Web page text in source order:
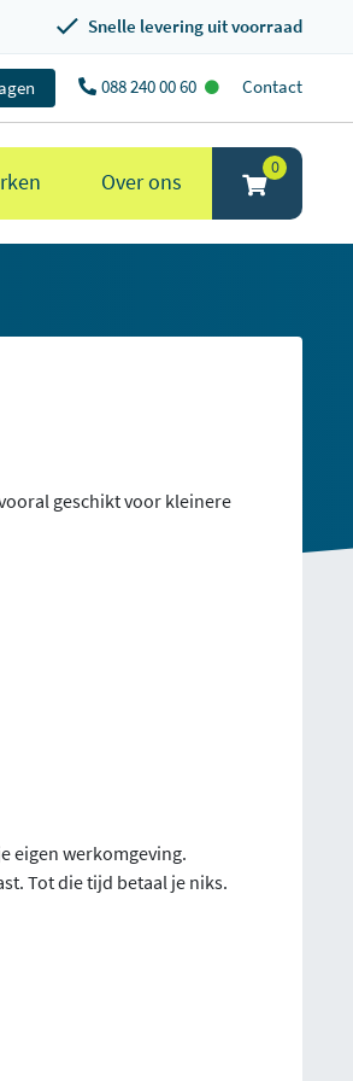
Snelle levering uit voorraad
088 240 00 60 Contact
Over ons
0
geschikt voor kleinere
eigen werkomgeving.
Tot die tijd betaal je niks.